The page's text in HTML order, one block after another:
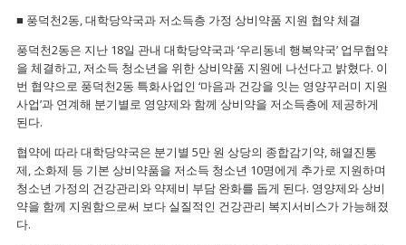
■ 풍덕천2동, 대학당약국과 저소득층 가정 상비약품 지원 협약 체결
풍덕천2동은 지난 18일 관내 대학당약국과 ‘우리동네 행복약국’ 업무협약
을 체결하고, 저소득 청소년을 위한 상비약품 지원에 나선다고 밝혔다. 이
번 협약으로 풍덕천2동 특화사업인 ‘마음과 건강을 잇는 영양꾸러미 지원
사업’과 연계해 분기별로 영양제와 함께 상비약을 저소득층에 제공하게
된다.
협약에 따라 대학당약국은 분기별 5만 원 상당의 종합감기약, 해열진통
제, 소화제 등 기본 상비약품을 저소득 청소년 10명에게 추가로 지원하며
청소년 가정의 건강관리와 약제비 부담 완화를 돕게 된다. 영양제와 상비
약을 함께 지원함으로써 보다 실질적인 건강관리 복지서비스가 가능해졌
다.